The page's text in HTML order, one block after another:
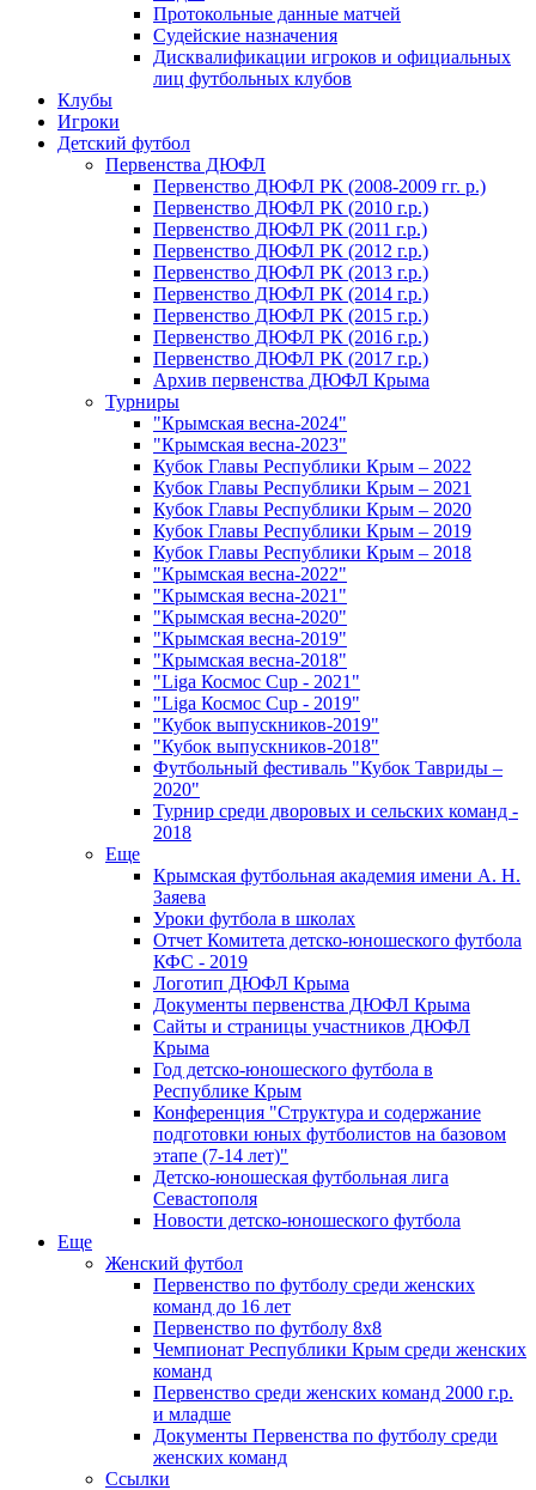
Протокольные данные матчей
Судейские назначения
Дисквалификации игроков и официальных
лиц футбольных клубов
Клубы
Игроки
Детский футбол
Первенства ДЮФЛ
Первенство ДЮФЛ РК (2008-2009 гг. р.)
Первенство ДЮФЛ РК (2010 г.р.)
Первенство ДЮФЛ РК (2011 г.р.)
Первенство ДЮФЛ РК (2012 г.р.)
Первенство ДЮФЛ РК (2013 г.р.)
Первенство ДЮФЛ РК (2014 г.р.)
Первенство ДЮФЛ РК (2015 г.р.)
Первенство ДЮФЛ РК (2016 г.р.)
Первенство ДЮФЛ РК (2017 г.р.)
Архив первенства ДЮФЛ Крыма
Турниры
"Крымская весна-2024"
"Крымская весна-2023"
Кубок Главы Республики Крым – 2022
Кубок Главы Республики Крым – 2021
Кубок Главы Республики Крым – 2020
Кубок Главы Республики Крым – 2019
Кубок Главы Республики Крым – 2018
"Крымская весна-2022"
"Крымская весна-2021"
"Крымская весна-2020"
"Крымская весна-2019"
"Крымская весна-2018"
"Liga Космос Cup - 2021"
"Liga Космос Cup - 2019"
"Кубок выпускников-2019"
"Кубок выпускников-2018"
Футбольный фестиваль "Кубок Тавриды –
2020"
Турнир среди дворовых и сельских команд -
2018
Еще
Крымская футбольная академия имени А. Н.
Заяева
Уроки футбола в школах
Отчет Комитета детско-юношеского футбола
КФС - 2019
Логотип ДЮФЛ Крыма
Документы первенства ДЮФЛ Крыма
Сайты и страницы участников ДЮФЛ
Крыма
Год детско-юношеского футбола в
Республике Крым
Конференция "Структура и содержание
подготовки юных футболистов на базовом
этапе (7-14 лет)"
Детско-юношеская футбольная лига
Севастополя
Новости детско-юношеского футбола
Еще
Женский футбол
Первенство по футболу среди женских
команд до 16 лет
Первенство по футболу 8х8
Чемпионат Республики Крым среди женских
команд
Первенство среди женских команд 2000 г.р.
и младше
Документы Первенства по футболу среди
женских команд
Ссылки